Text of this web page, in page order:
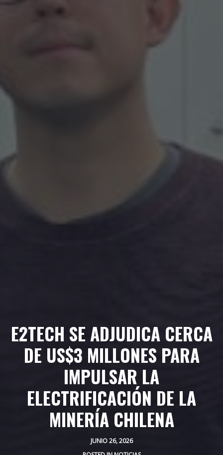
E2TECH SE ADJUDICA CERCA
DE US$3 MILLONES PARA
IMPULSAR LA
ELECTRIFICACIÓN DE LA
MINERÍA CHILENA
JUNIO 26, 2026